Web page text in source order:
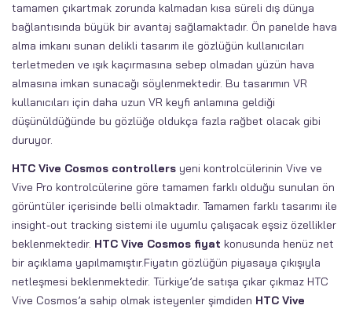
tamamen çıkartmak zorunda kalmadan kısa süreli dış dünya
bağlantısında büyük bir avantaj sağlamaktadır. Ön panelde hava
alma imkanı sunan delikli tasarım ile gözlüğün kullanıcıları
terletmeden ve ışık kaçırmasına sebep olmadan yüzün hava
almasına imkan sunacağı söylenmektedir. Bu tasarımın VR
kullanıcıları için daha uzun VR keyfi anlamına geldiği
düşünüldüğünde bu gözlüğe oldukça fazla rağbet olacak gibi
duruyor.
HTC Vive Cosmos controllers yeni kontrolcülerinin Vive ve
Vive Pro kontrolcülerine göre tamamen farklı olduğu sunulan ön
görüntüler içerisinde belli olmaktadır. Tamamen farklı tasarımı ile
insight-out tracking sistemi ile uyumlu çalışacak eşsiz özellikler
beklenmektedir. HTC Vive Cosmos fiyat konusunda henüz net
bir açıklama yapılmamıştır.Fiyatın gözlüğün piyasaya çıkışıyla
netleşmesi beklenmektedir. Türkiye’de satışa çıkar çıkmaz HTC
Vive Cosmos’a sahip olmak isteyenler şimdiden HTC Vive